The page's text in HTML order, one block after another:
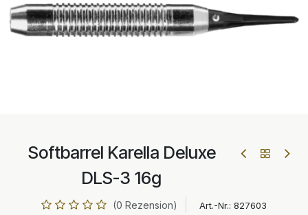
Softbarrel Karella Deluxe
DLS-3 16g
(0 Rezension) Art.-Nr.: 827603